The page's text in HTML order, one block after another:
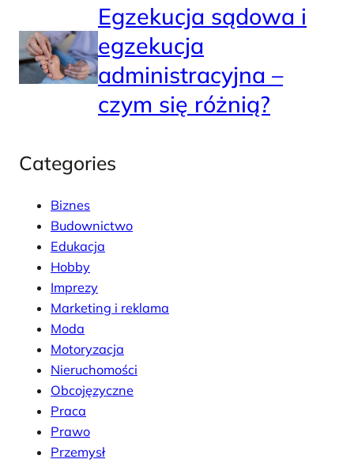
Egzekucja sądowa i
egzekucja
administracyjna –
czym się różnią?
Categories
Biznes
Budownictwo
Edukacja
Hobby
Imprezy
Marketing i reklama
Moda
Motoryzacja
Nieruchomości
Obcojęzyczne
Praca
Prawo
Przemysł